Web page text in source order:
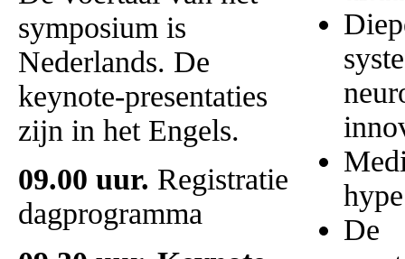
symposium is
Nederlands. De
keynote-presentaties
zijn in het Engels.
09.00 uur. Registratie
dagprogramma
De